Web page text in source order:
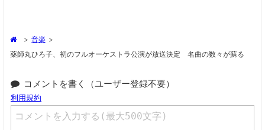
> 音楽 >
薬師丸ひろ子、初のフルオーケストラ公演が放送決定 名曲の数々が蘇る
コメントを書く（ユーザー登録不要）